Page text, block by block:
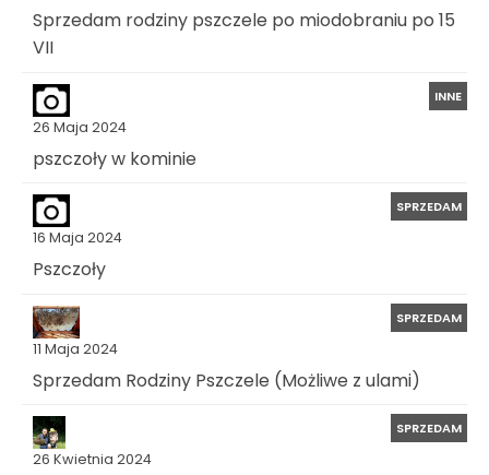
Sprzedam rodziny pszczele po miodobraniu po 15
VII
26 Maja 2024
INNE
pszczoły w kominie
16 Maja 2024
SPRZEDAM
Pszczoły
11 Maja 2024
SPRZEDAM
Sprzedam Rodziny Pszczele (Możliwe z ulami)
26 Kwietnia 2024
SPRZEDAM